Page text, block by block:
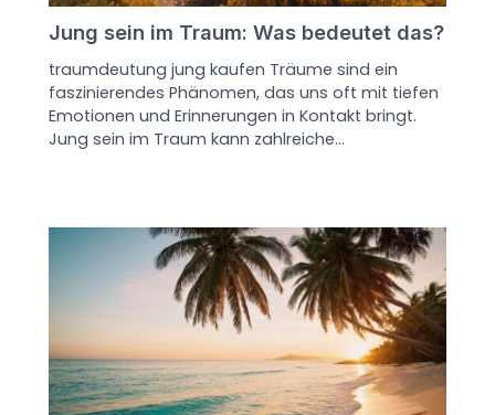
Jung sein im Traum: Was bedeutet das?
traumdeutung jung kaufen Träume sind ein
faszinierendes Phänomen, das uns oft mit tiefen
Emotionen und Erinnerungen in Kontakt bringt.
Jung sein im Traum kann zahlreiche…